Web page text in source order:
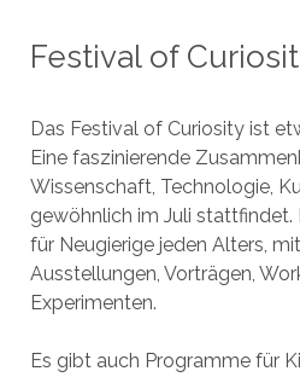
Festival of
Das Festival of Curiosity ist
Eine faszinierende
Wissenschaft, Technologie,
gewöhnlich im Juli stattfindet.
für Neugierige jeden Alters,
Ausstellungen, Vorträgen,
Experimenten.
Es gibt auch Programme für